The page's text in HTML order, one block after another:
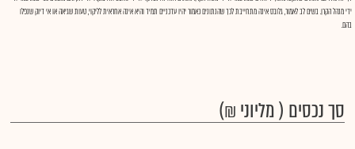
ידי מנהל הקרן. בשים לב לאמור, גלובס אינה מתחייבת לכך שהנתונים כאמור יהיו עדכניים תמיד והיא אינה אחראית לליקוי, טעות שגיאה או אי דיוק שנפלו
בהם.
סך נכסים ( מליוני ₪)